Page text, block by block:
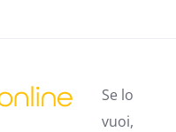
Se lo
vuoi,